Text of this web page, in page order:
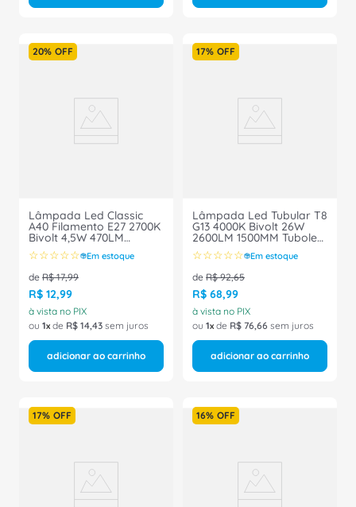
20% OFF
Lâmpada Led Classic
A40 Filamento E27 2700K
Bivolt 4,5W 470LM
Filamento 7016276
Ledvance
☆☆☆☆☆ Em estoque
de R$ 17,99
R$ 12,99
à vista no PIX
ou 1 de R$ 14,43 sem juros
adicionar ao carrinho
17% OFF
Lâmpada Led Tubular T8
G13 4000K Bivolt 26W
2600LM 1500MM Tuboled
Ho 03785 Intral
☆☆☆☆☆ Em estoque
de R$ 92,65
R$ 68,99
à vista no PIX
ou 1 de R$ 76,66 sem juros
adicionar ao carrinho
17% OFF 16% OFF